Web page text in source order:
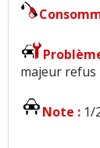
majeur refus
Note : 1/